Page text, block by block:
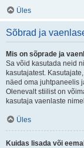
Üles
Sõbrad ja
Mis on sõprade ja
Sa võid kasutada neid
kasutajatest.
näed oma juhtpaneelis
Olenevalt stiilist on
kasutaja vaenlaste
Üles
Kuidas lisada või